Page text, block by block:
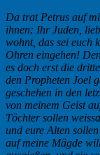
Da trat Petrus auf
ihnen: Ihr Juden,
wohnt, das sei euch
Ohren eingehen!
es doch erst die
den Propheten Joel
geschehen in den
von meinem Geist
Töchter sollen
und eure Alten
auf meine Mägde